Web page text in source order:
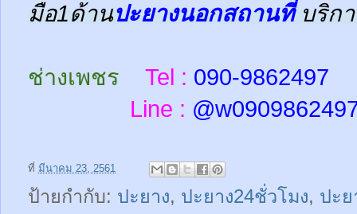
มือ1ด้านปะยางนอกสถานที่ บริก
ช่างเพชร Tel : 090-9862497
Line : @w
ที่ มีนาคม 23, 2561
ป้ายกำกับ: ปะยาง, ปะยาง24ชั่วโมง, ปะ